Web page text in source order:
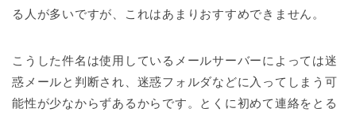
る人が多いですが、これはあまりおすすめできません。
こうした件名は使用しているメールサーバーによっては迷
惑メールと判断され、迷惑フォルダなどに入ってしまう可
能性が少なからずあるからです。とくに初めて連絡をとる